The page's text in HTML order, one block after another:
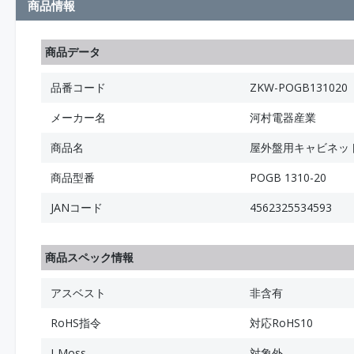
商品情報
商品データ
品番コード
ZKW-POGB131020
メーカー名
河村電器産業
商品名
屋外盤用キャビネッ
商品型番
POGB 1310-20
JANコード
4562325534593
商品スペック情報
アスベスト
非含有
RoHS指令
対応RoHS10